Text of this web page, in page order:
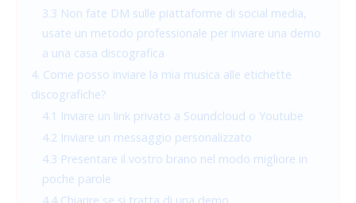
3.3 Non fate DM sulle piattaforme di social media,
usate un metodo professionale per inviare una demo
a una casa discografica
4. Come posso inviare la mia musica alle etichette
discografiche?
4.1 Inviare un link privato a Soundcloud o Youtube
4.2 Inviare un messaggio personalizzato
4.3 Presentare il vostro brano nel modo migliore in
poche parole